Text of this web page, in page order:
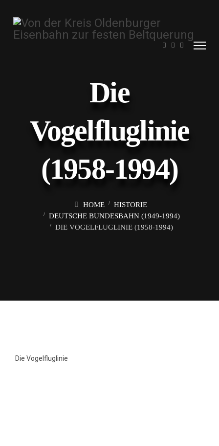
Die
Vogelfluglinie
(1958-1994)
HOME
HISTORIE
DEUTSCHE BUNDESBAHN (1949-1994)
DIE VOGELFLUGLINIE (1958-1994)
Die Vogelfluglinie